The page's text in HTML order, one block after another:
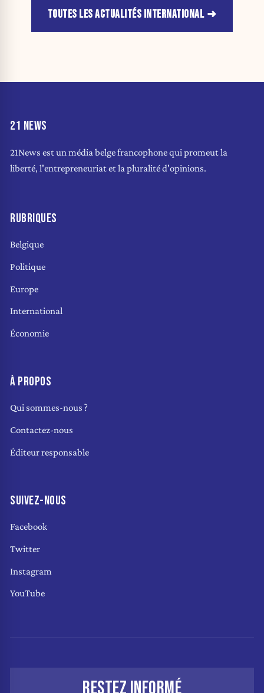
TOUTES LES ACTUALITÉS INTERNATIONAL
21 NEWS
21News est un média belge francophone qui promeut la
liberté, l'entrepreneuriat et la pluralité d'opinions.
RUBRIQUES
Belgique
Politique
Europe
International
Économie
À PROPOS
Qui sommes-nous ?
Contactez-nous
Éditeur responsable
SUIVEZ-NOUS
Facebook
Twitter
Instagram
YouTube